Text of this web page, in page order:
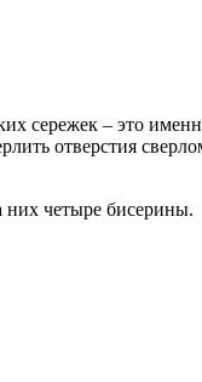
сережек – это
отверстия
них четыре бисерины.